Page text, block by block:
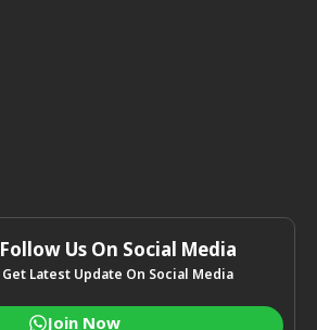
Follow Us On Social Media
Get Latest Update On Social Media
Join Now